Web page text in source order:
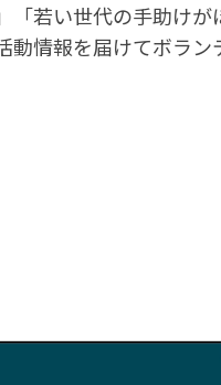
若い世代の手助け
情報を届けてボラン